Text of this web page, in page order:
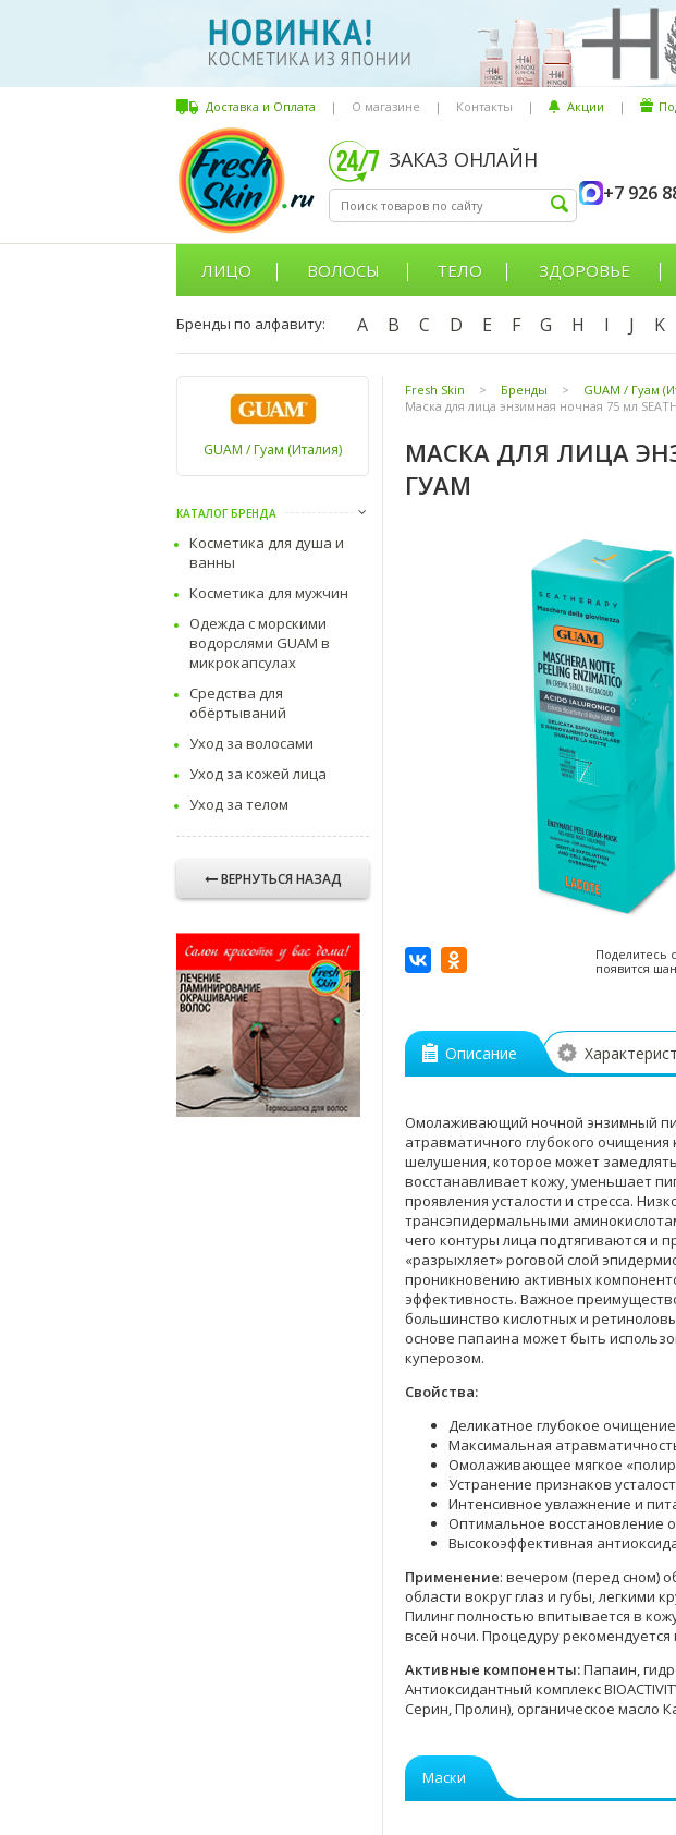
Доставка и Оплата | О магазине | Контакты | Акции |
ЗАКАЗ ОНЛАЙН
+7 926
ЛИЦО ВОЛОСЫ ТЕЛО ЗДОРОВЬЕ
Бренды по алфавиту: A B C D E F G H I J K
GUAM / Гуам (Италия)
КАТАЛОГ БРЕНДА
Косметика для душа и
ванны
Косметика для мужчин
Одежда с морскими
водорслями GUAM в
микрокапсулах
Средства для
обёртываний
Уход за волосами
Уход за кожей лица
Уход за телом
ВЕРНУТЬСЯ НАЗАД
Fresh Skin > Бренды > GUAM / Гуам
Маска для лица энзимная ночная 75 мл
МАСКА ДЛЯ ЛИЦА
ГУАМ
Поделитесь
появится
Описание
Омолаживающий ночной энзимный
атравматичного глубокого
шелушения, которое может
восстанавливает кожу, уменьшает
проявления усталости и стресса.
трансэпидермальными
чего контуры лица подтягиваются и
«разрыхляет» роговой слой
проникновению активных
эффективность. Важное
большинство кислотных и
основе папаина может быть
куперозом.
Свойства:
Деликатное глубокое
Максимальная
Омолаживающее мягкое
Устранение признаков
Интенсивное увлажнение и
Оптимальное восстановление
Высокоэффективная
Применение: вечером (перед сном)
области вокруг глаз и губы,
Пилинг полностью впитывается в
всей ночи. Процедуру
Активные компоненты:Папаин,
Антиоксидантный комплекс
Серин, Пролин), органическое масло
Маски